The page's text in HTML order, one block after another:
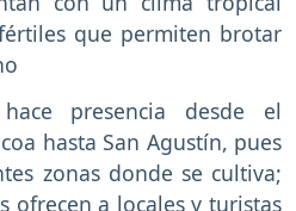
que permiten brotar
presencia desde el
hasta San Agustín, pues
zonas donde se cultiva;
ofrecen a locales y turistas